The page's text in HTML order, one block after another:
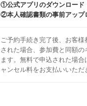
①公式アプリのダウンロード
②本人確認書類の事前アップ
ご予約手続き完了後、お客
された場合、参加費と同額の
ます。無料で申込された場
ャンセル料をお支払いいただ